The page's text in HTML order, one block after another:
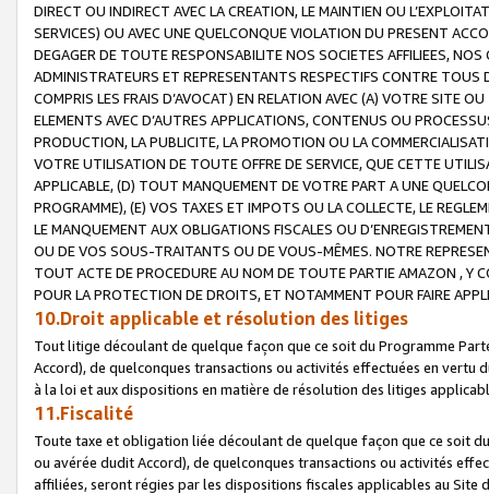
DIRECT OU INDIRECT AVEC LA CREATION, LE MAINTIEN OU
SERVICES) OU AVEC UNE QUELCONQUE VIOLATION DU PRESENT
DEGAGER DE TOUTE RESPONSABILITE NOS SOCIETES AFFILIEES,
ADMINISTRATEURS ET REPRESENTANTS RESPECTIFS CONTRE
COMPRIS LES FRAIS D’AVOCAT) EN RELATION AVEC (A) VOTRE SITE
ELEMENTS AVEC D’AUTRES APPLICATIONS, CONTENUS OU
PRODUCTION, LA PUBLICITE, LA PROMOTION OU LA
VOTRE UTILISATION DE TOUTE OFFRE DE SERVICE, QUE CETTE
APPLICABLE, (D) TOUT MANQUEMENT DE VOTRE PART A UNE
PROGRAMME), (E) VOS TAXES ET IMPOTS OU LA COLLECTE, LE
LE MANQUEMENT AUX OBLIGATIONS FISCALES OU
OU DE VOS SOUS-TRAITANTS OU DE VOUS-MÊMES. NOTRE
TOUT ACTE DE PROCEDURE AU NOM DE TOUTE PARTIE AMAZON , Y
POUR LA PROTECTION DE DROITS, ET NOTAMMENT POUR FAIRE
10.Droit applicable et résolution des litiges
Tout litige découlant de quelque façon que ce soit du Programme
Accord), de quelconques transactions ou activités effectuées en vertu
à la loi et aux dispositions en matière de résolution des litiges
11.Fiscalité
Toute taxe et obligation liée découlant de quelque façon que ce soit
ou avérée dudit Accord), de quelconques transactions ou activités
affiliées, seront régies par les dispositions fiscales applicables au Site